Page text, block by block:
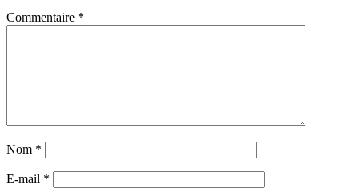
Commentaire *
Nom *
E-mail *